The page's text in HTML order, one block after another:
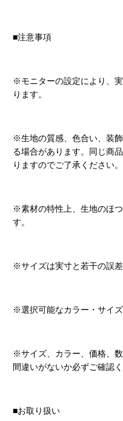
■注意事項
※モニターの設定により、
ります。
※生地の質感、色合い、装
る場合があります。同じ商
りますのでご了承ください。
※素材の特性上、生地のほ
す。
※サイズは実寸と若干の誤差
※選択可能なカラー・サイ
※サイズ、カラー、価格、
間違いがないか必ずご確認く
■お取り扱い